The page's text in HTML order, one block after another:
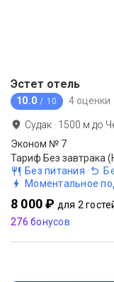
Эстет отель
10.0 / 10 4 оценки
Судак · 1500 м до
Эконом № 7
Тариф Без завтрака
Без питания ·
Моментальное
8 000 ₽ для 2
276 бонусов